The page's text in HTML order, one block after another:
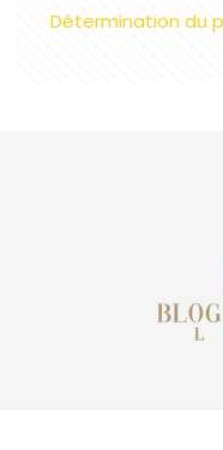
Détermination du